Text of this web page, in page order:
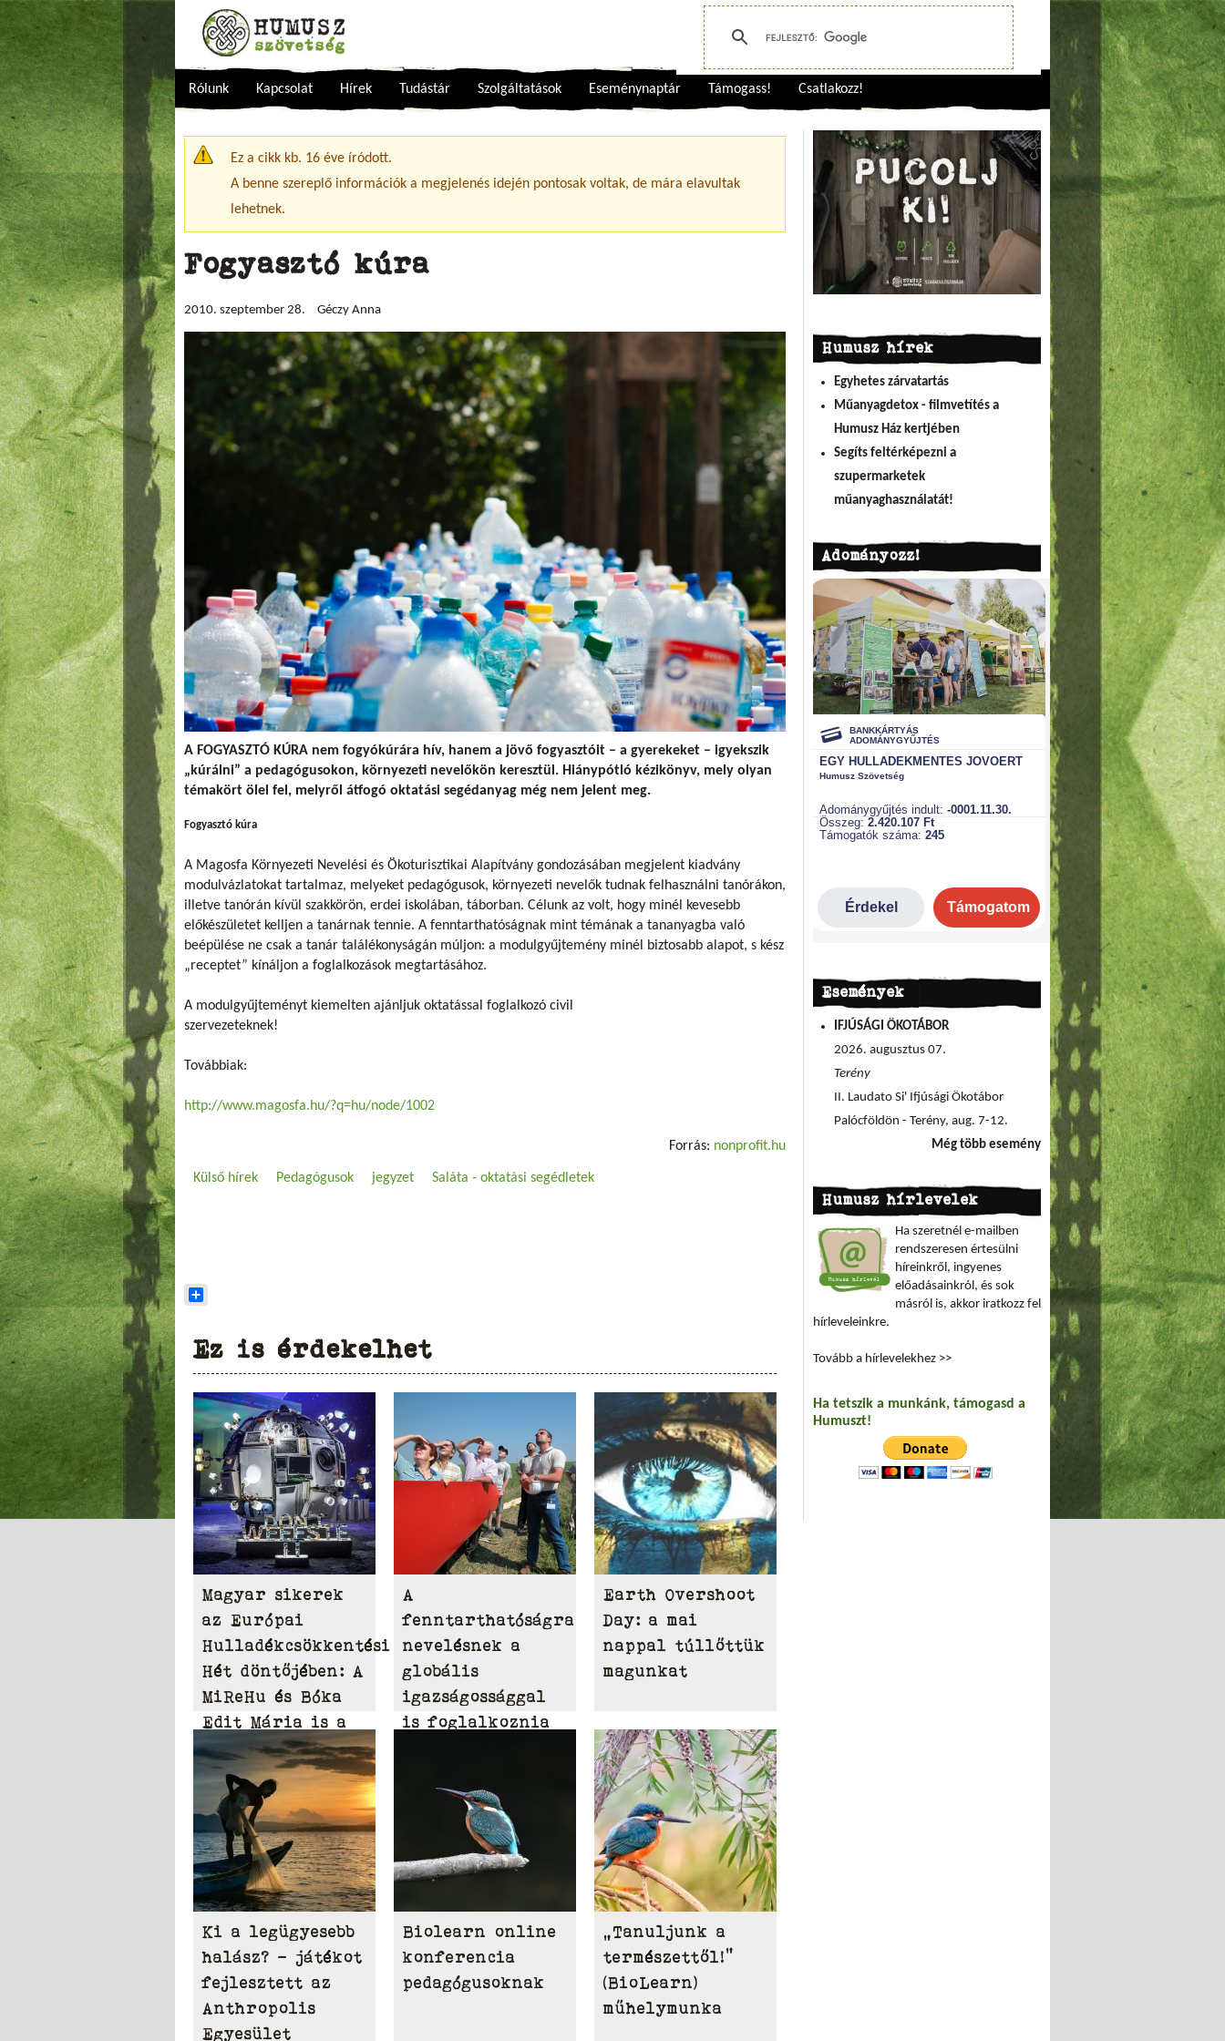
Rólunk Kapcsolat Hírek Tudástár Szolgáltatások Eseménynaptár Támogass! Csatlakozz!
Figyelmeztető üzenet
Ez a cikk kb. 16 éve íródott.
A benne szereplő információk a megjelenés idején pontosak voltak, de mára elavultak
lehetnek.
Fogyasztó kúra
2010. szeptember 28. Géczy Anna
A FOGYASZTÓ KÚRA nem fogyókúrára hív, hanem a jövő fogyasztóit – a gyerekeket – igyekszik
„kúrálni” a pedagógusokon, környezeti nevelőkön keresztül. Hiánypótló kézikönyv, mely olyan
témakört ölel fel, melyről átfogó oktatási segédanyag még nem jelent meg.
Fogyasztó kúra
A Magosfa Környezeti Nevelési és Ökoturisztikai Alapítvány gondozásában megjelent kiadvány
modulvázlatokat tartalmaz, melyeket pedagógusok, környezeti nevelők tudnak felhasználni tanórákon,
illetve tanórán kívül szakkörön, erdei iskolában, táborban. Célunk az volt, hogy minél kevesebb
előkészületet kelljen a tanárnak tennie. A fenntarthatóságnak mint témának a tananyagba való
beépülése ne csak a tanár találékonyságán múljon: a modulgyűjtemény minél biztosabb alapot, s kész
„receptet” kínáljon a foglalkozások megtartásához.
A modulgyűjteményt kiemelten ajánljuk oktatással foglalkozó civil
szervezeteknek!
Továbbiak:
http://www.magosfa.hu/?q=hu/node/1002
Forrás: nonprofit.hu
Külső hírek Pedagógusok jegyzet Saláta - oktatási segédletek
Ez is érdekelhet
Magyar sikerek
az Európai
Hulladékcsökkentési
Hét döntőjében: A
MiReHu és Bóka
Edit Mária is a
legjobbak között
A
fenntarthatóságra
nevelésnek a
globális
igazságossággal
is foglalkoznia
Earth Overshoot
Day: a mai
nappal túllőttük
magunkat
Ki a legügyesebb
halász? - játékot
fejlesztett az
Anthropolis
Egyesület
Biolearn online
konferencia
pedagógusoknak
„Tanuljunk a
természettől!”
(BioLearn)
műhelymunka
Humusz hírek
Egyhetes zárvatartás
Műanyagdetox - filmvetítés a
Humusz Ház kertjében
Segíts feltérképezni a
szupermarketek
műanyaghasználatát!
Adományozz!
Események
IFJÚSÁGI ÖKOTÁBOR
2026. augusztus 07.
Terény
II. Laudato Si' Ifjúsági Ökotábor
Palócföldön - Terény, aug. 7-12.
Még több esemény
Humusz hírlevelek
Ha szeretnél e-mailben
rendszeresen értesülni
híreinkről, ingyenes
előadásainkról, és sok
másról is, akkor iratkozz fel
hírleveleinkre.
Tovább a hírlevelekhez >>
Ha tetszik a munkánk, támogasd a
Humuszt!